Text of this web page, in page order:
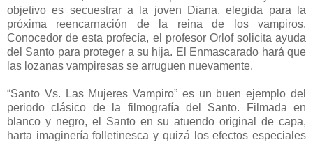
objetivo es secuestrar a la joven Diana, elegida para la
próxima reencarnación de la reina de los vampiros.
Conocedor de esta profecía, el profesor Orlof solicita ayuda
del Santo para proteger a su hija. El Enmascarado hará que
las lozanas vampiresas se arruguen nuevamente.
“Santo Vs. Las Mujeres Vampiro” es un buen ejemplo del
periodo clásico de la filmografía del Santo. Filmada en
blanco y negro, el Santo en su atuendo original de capa,
harta imaginería folletinesca y quizá los efectos especiales